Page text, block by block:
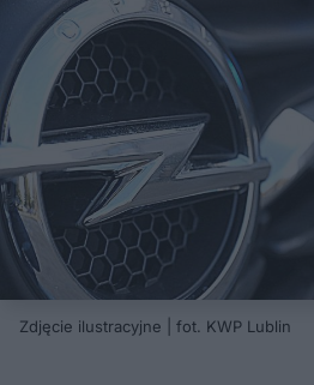
Zdjęcie ilustracyjne | fot. KWP Lublin